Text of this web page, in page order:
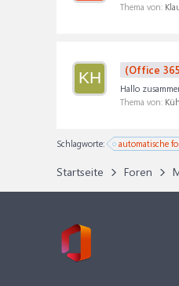
Thema von:
KH (Office
Hallo
Thema von:
Schlagworte: automatische
Startseite Foren